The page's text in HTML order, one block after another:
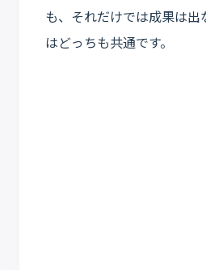
も、それだけでは成果は出
はどっちも共通です。